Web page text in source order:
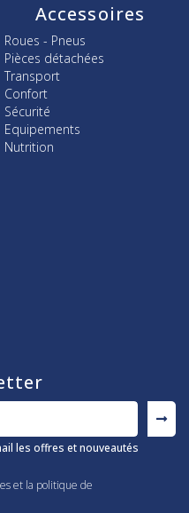
Accessoires
Roues - Pneus
Pièces détachées
Transport
Confort
Sécurité
Equipements
Nutrition
les offres et nouveautés
et la politique de